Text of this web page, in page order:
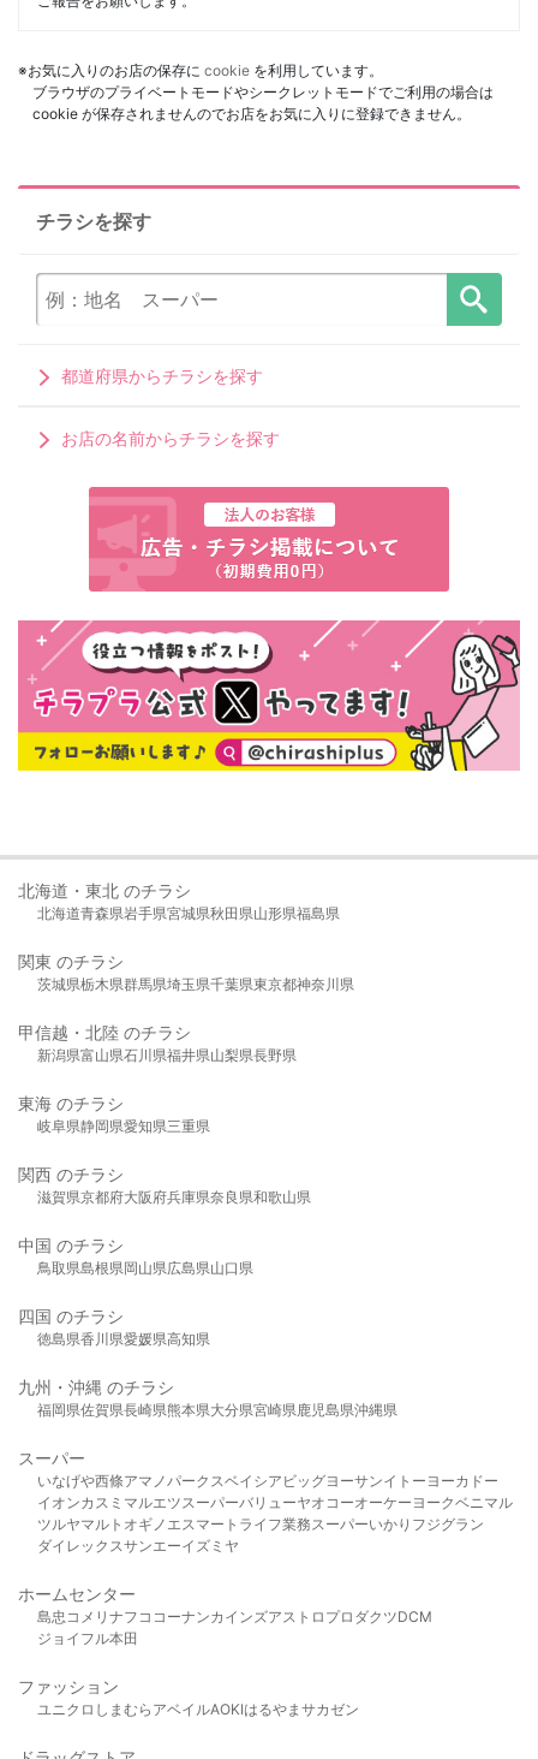
※お気に入りのお店の保存に cookie を利用しています。
ブラウザのプライベートモードやシークレットモードでご利用の場合は
cookie が保存されませんのでお店をお気に入りに登録できません。
チラシを探す
都道府県からチラシを探す
お店の名前からチラシを探す
北海道・東北 のチラシ
北海道青森県岩手県宮城県秋田県山形県福島県
関東 のチラシ
茨城県栃木県群馬県埼玉県千葉県東京都神奈川県
甲信越・北陸 のチラシ
新潟県富山県石川県福井県山梨県長野県
東海 のチラシ
岐阜県静岡県愛知県三重県
関西 のチラシ
滋賀県京都府大阪府兵庫県奈良県和歌山県
中国 のチラシ
鳥取県島根県岡山県広島県山口県
四国 のチラシ
徳島県香川県愛媛県高知県
九州・沖縄 のチラシ
福岡県佐賀県長崎県熊本県大分県宮崎県鹿児島県沖縄県
スーパー
いなげや西條アマノパークスベイシア ビッグヨーサンイトーヨーカドー
イオンカスミ マルエツスーパーバリューヤオコーオーケー ヨークベニマル
ツルヤマルト オギノ エスマート ライフ業務スーパーいかり フジグラン
ダイレックスサンエーイズミヤ
ホームセンター
島忠 コメリ ナフコ コーナンカインズアストロプロダクツDCM
ジョイフル本田
ファッション
ユニクロ しまむら アベイルAOKIはるやま サカゼン